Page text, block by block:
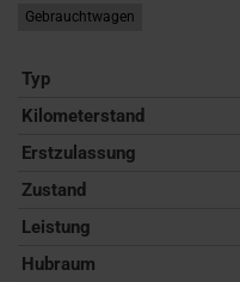
Gebrauchtwagen
Typ
Kilometerstand
Erstzulassung
Zustand
Leistung
Hubraum